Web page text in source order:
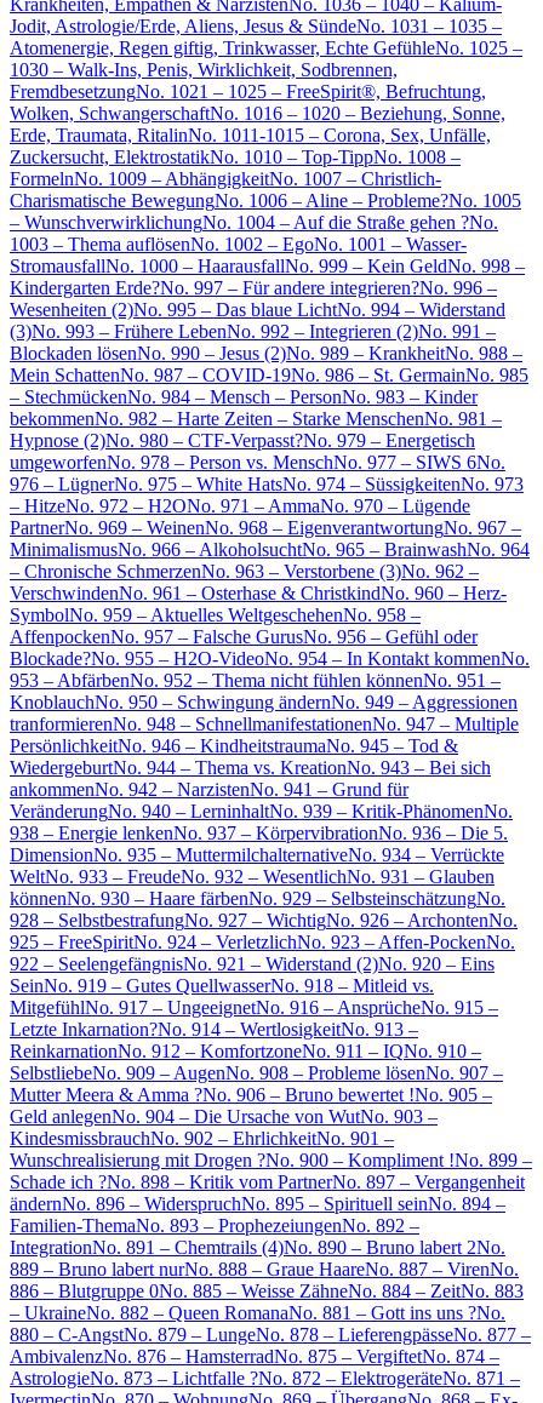
Krankheiten, Empathen & NarzistenNo. 1036 – 1040 – Kalium-
Jodit, Astrologie/Erde, Aliens, Jesus & SündeNo. 1031 – 1035 –
Atomenergie, Regen giftig, Trinkwasser, Echte GefühleNo. 1025 –
1030 – Walk-Ins, Penis, Wirklichkeit, Sodbrennen,
FremdbesetzungNo. 1021 – 1025 – FreeSpirit®, Befruchtung,
Wolken, SchwangerschaftNo. 1016 – 1020 – Beziehung, Sonne,
Erde, Traumata, RitalinNo. 1011-1015 – Corona, Sex, Unfälle,
Zuckersucht, ElektrostatikNo. 1010 – Top-TippNo. 1008 –
FormelnNo. 1009 – AbhängigkeitNo. 1007 – Christlich-
Charismatische BewegungNo. 1006 – Aline – Probleme?No. 1005
– WunschverwirklichungNo. 1004 – Auf die Straße gehen ?No.
1003 – Thema auflösenNo. 1002 – EgoNo. 1001 – Wasser-
StromausfallNo. 1000 – HaarausfallNo. 999 – Kein GeldNo. 998 –
Kindergarten Erde?No. 997 – Für andere integrieren?No. 996 –
Wesenheiten (2)No. 995 – Das blaue LichtNo. 994 – Widerstand
(3)No. 993 – Frühere LebenNo. 992 – Integrieren (2)No. 991 –
Blockaden lösenNo. 990 – Jesus (2)No. 989 – KrankheitNo. 988 –
Mein SchattenNo. 987 – COVID-19No. 986 – St. GermainNo. 985
– StechmückenNo. 984 – Mensch – PersonNo. 983 – Kinder
bekommenNo. 982 – Harte Zeiten – Starke MenschenNo. 981 –
Hypnose (2)No. 980 – CTF-Verpasst?No. 979 – Energetisch
umgeworfenNo. 978 – Person vs. MenschNo. 977 – SIWS 6No.
976 – LügnerNo. 975 – White HatsNo. 974 – SüssigkeitenNo. 973
– HitzeNo. 972 – H2ONo. 971 – AmmaNo. 970 – Lügende
PartnerNo. 969 – WeinenNo. 968 – EigenverantwortungNo. 967 –
MinimalismusNo. 966 – AlkoholsuchtNo. 965 – BrainwashNo. 964
– Chronische SchmerzenNo. 963 – Verstorbene (3)No. 962 –
VerschwindenNo. 961 – Osterhase & ChristkindNo. 960 – Herz-
SymbolNo. 959 – Aktuelles WeltgeschehenNo. 958 –
AffenpockenNo. 957 – Falsche GurusNo. 956 – Gefühl oder
Blockade?No. 955 – H2O-VideoNo. 954 – In Kontakt kommenNo.
953 – AbfärbenNo. 952 – Thema nicht fühlen könnenNo. 951 –
KnoblauchNo. 950 – Schwingung ändernNo. 949 – Aggressionen
tranformierenNo. 948 – SchnellmanifestationenNo. 947 – Multiple
PersönlichkeitNo. 946 – KindheitstraumaNo. 945 – Tod &
WiedergeburtNo. 944 – Thema vs. KreationNo. 943 – Bei sich
ankommenNo. 942 – NarzistenNo. 941 – Grund für
VeränderungNo. 940 – LerninhaltNo. 939 – Kritik-PhänomenNo.
938 – Energie lenkenNo. 937 – KörpervibrationNo. 936 – Die 5.
DimensionNo. 935 – MuttermilchalternativeNo. 934 – Verrückte
WeltNo. 933 – FreudeNo. 932 – WesentlichNo. 931 – Glauben
könnenNo. 930 – Haare färbenNo. 929 – SelbsteinschätzungNo.
928 – SelbstbestrafungNo. 927 – WichtigNo. 926 – ArchontenNo.
925 – FreeSpiritNo. 924 – VerletzlichNo. 923 – Affen-PockenNo.
922 – SeelengefängnisNo. 921 – Widerstand (2)No. 920 – Eins
SeinNo. 919 – Gutes QuellwasserNo. 918 – Mitleid vs.
MitgefühlNo. 917 – UngeeignetNo. 916 – AnsprücheNo. 915 –
Letzte Inkarnation?No. 914 – WertlosigkeitNo. 913 –
ReinkarnationNo. 912 – KomfortzoneNo. 911 – IQNo. 910 –
SelbstliebeNo. 909 – AugenNo. 908 – Probleme lösenNo. 907 –
Mutter Meera & Amma ?No. 906 – Bruno bewertet !No. 905 –
Geld anlegenNo. 904 – Die Ursache von WutNo. 903 –
KindesmissbrauchNo. 902 – EhrlichkeitNo. 901 –
Wunschrealisierung mit Drogen ?No. 900 – Kompliment !No. 899 –
Schade ich ?No. 898 – Kritik vom PartnerNo. 897 – Vergangenheit
ändernNo. 896 – WiderspruchNo. 895 – Spirituell seinNo. 894 –
Familien-ThemaNo. 893 – ProphezeiungenNo. 892 –
IntegrationNo. 891 – Chemtrails (4)No. 890 – Bruno labert 2No.
889 – Bruno labert nurNo. 888 – Graue HaareNo. 887 – VirenNo.
886 – Blutgruppe 0No. 885 – Weisse ZähneNo. 884 – ZeitNo. 883
– UkraineNo. 882 – Queen RomanaNo. 881 – Gott ins uns ?No.
880 – C-AngstNo. 879 – LungeNo. 878 – LieferengpässeNo. 877 –
AmbivalenzNo. 876 – HamsterradNo. 875 – VergiftetNo. 874 –
AstrologieNo. 873 – Lichtfalle ?No. 872 – ElektrogeräteNo. 871 –